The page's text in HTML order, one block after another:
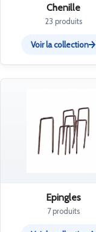
Chenille
23 produits
Voir la collection
Epingles
7 produits